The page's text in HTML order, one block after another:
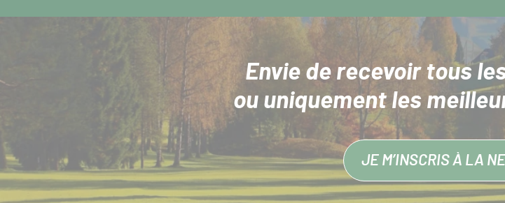
Envie de recevoir tous
ou uniquement les
JE M’INSCRIS À LA